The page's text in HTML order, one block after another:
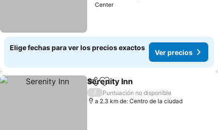
Center
Elige fechas para ver los precios exactos
Ver precios
CompartirAgregar a favoritos
Serenity Inn
/
Puntuación no disponible
a 2.3 km de: Centro de la ciudad